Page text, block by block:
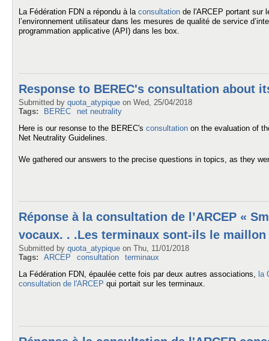
La Fédération FDN a répondu à la consultation de l'ARCEP portant sur
l’environnement utilisateur dans les mesures de qualité de service
programmation applicative (API) dans les box.
Response to BEREC's consultation about
Submitted by quota_atypique on Wed, 25/04/2018
Tags:
BEREC
net neutrality
Here is our resonse to the BEREC's consultation on the evaluation of
Net Neutrality Guidelines.
We gathered our answers to the precise questions in topics, as they
Réponse à la consultation de l’ARCEP «
vocaux. . .Les terminaux sont-ils le maillon
Submitted by quota_atypique on Thu, 11/01/2018
Tags:
ARCEP consultation
terminaux
La Fédération FDN, épaulée cette fois par deux autres associations, la
consultation de l'ARCEP qui portait sur les terminaux.